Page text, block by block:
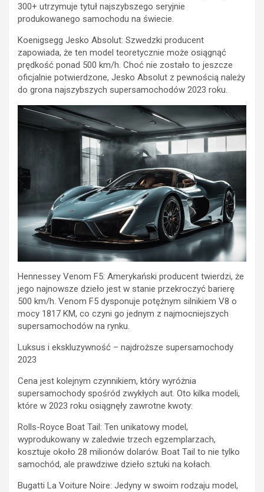
300+ utrzymuje tytuł najszybszego seryjnie
produkowanego samochodu na świecie.
Koenigsegg Jesko Absolut: Szwedzki producent
zapowiada, że ten model teoretycznie może osiągnąć
prędkość ponad 500 km/h. Choć nie zostało to jeszcze
oficjalnie potwierdzone, Jesko Absolut z pewnością należy
do grona najszybszych supersamochodów 2023 roku.
Hennessey Venom F5: Amerykański producent twierdzi, że
jego najnowsze dzieło jest w stanie przekroczyć barierę
500 km/h. Venom F5 dysponuje potężnym silnikiem V8 o
mocy 1817 KM, co czyni go jednym z najmocniejszych
supersamochodów na rynku.
Luksus i ekskluzywność – najdroższe supersamochody
2023
Cena jest kolejnym czynnikiem, który wyróżnia
supersamochody spośród zwykłych aut. Oto kilka modeli,
które w 2023 roku osiągnęły zawrotne kwoty:
Rolls-Royce Boat Tail: Ten unikatowy model,
wyprodukowany w zaledwie trzech egzemplarzach,
kosztuje około 28 milionów dolarów. Boat Tail to nie tylko
samochód, ale prawdziwe dzieło sztuki na kołach.
Bugatti La Voiture Noire: Jedyny w swoim rodzaju model,